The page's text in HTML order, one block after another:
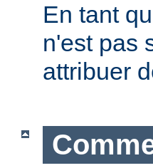
En tant
n'est pas
attribuer